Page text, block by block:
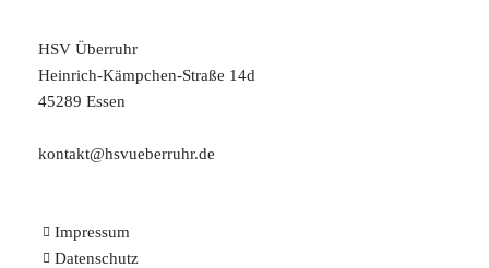
HSV Überruhr
Heinrich-Kämpchen-Straße 14d
45289 Essen
kontakt@hsvueberruhr.de
Impressum
Datenschutz